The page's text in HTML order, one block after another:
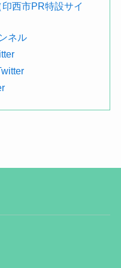
西市PR特設サイ
ネル